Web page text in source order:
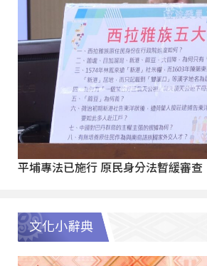
平埔專法已施行 原民身分法暫緩審查
文化小辭典